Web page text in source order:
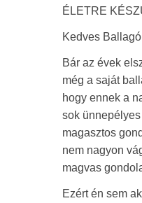
ÉLETRE
Kedves
Bár az évek
még a saját
hogy ennek a
sok
magasztos
nem nagyon
magvas
Ezért én sem